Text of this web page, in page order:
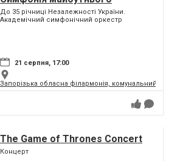
До 35 річниці Незалежності України.
Академічний симфонічний оркестр
21 серпня, 17:00
Запорізька обласна філармонія, комунальний
The Game of Thrones Concert
Концерт